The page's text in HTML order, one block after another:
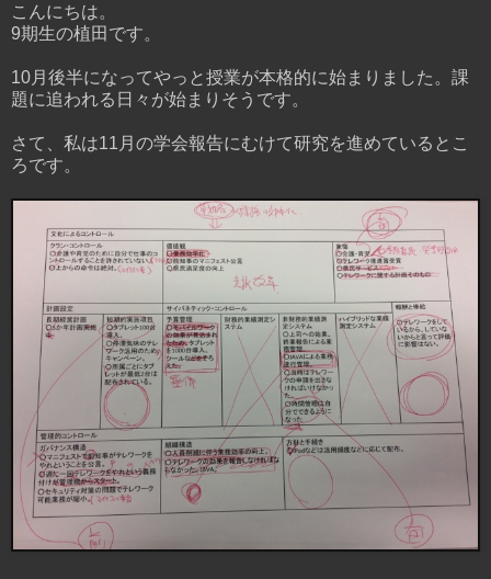
こんにちは。
9期生の植田です。
10月後半になってやっと授業が本格的に始まりました。課
題に追われる日々が始まりそうです。
さて、私は11月の学会報告にむけて研究を進めているとこ
ろです。